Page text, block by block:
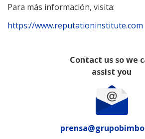
Para más información, visita:
https://www.reputationinstitute.com
Contact us so we
assist you